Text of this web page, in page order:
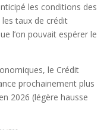
les conditions des
taux de crédit
l’on pouvait espérer le
le Crédit
prochainement plus
2026 (légère hausse